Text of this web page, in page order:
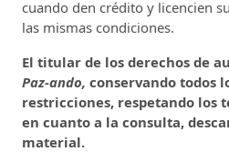
cuando den crédito y licencien
las mismas condiciones.
El titular de los derechos de
Paz-ando, conservando todos
restricciones, respetando los
en cuanto a la consulta,
material.